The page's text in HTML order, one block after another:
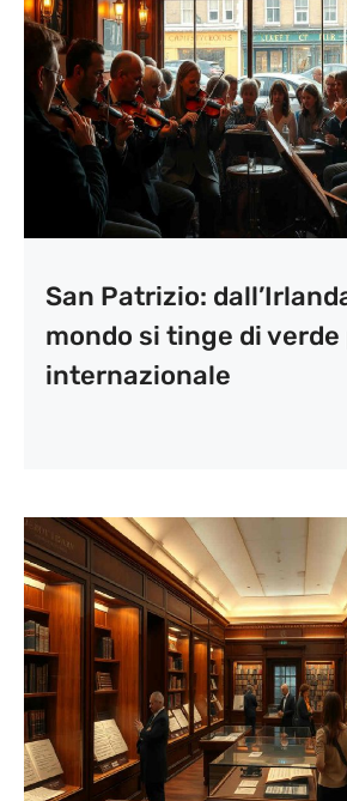
San Patrizio:
mondo si tinge di
internazionale